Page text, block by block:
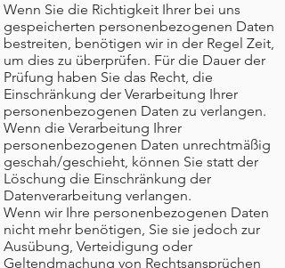
Wenn Sie die Richtigkeit Ihrer bei uns
gespeicherten personenbezogenen Daten
bestreiten, benötigen wir in der Regel Zeit,
um dies zu überprüfen. Für die Dauer der
Prüfung haben Sie das Recht, die
Einschränkung der Verarbeitung Ihrer
personenbezogenen Daten zu verlangen.
Wenn die Verarbeitung Ihrer
personenbezogenen Daten unrechtmäßig
geschah/geschieht, können Sie statt der
Löschung die Einschränkung der
Datenverarbeitung verlangen.
Wenn wir Ihre personenbezogenen Daten
nicht mehr benötigen, Sie sie jedoch zur
Ausübung, Verteidigung oder
Geltendmachung von Rechtsansprüchen